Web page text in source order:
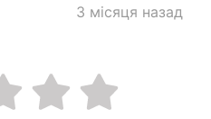
3 місяця назад